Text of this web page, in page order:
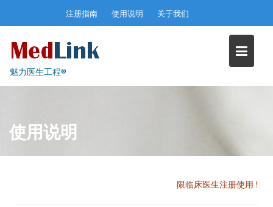
注册指南 使用说明 关于我们
魅力医生工程®
使用说明
限临床医生注册使用 !